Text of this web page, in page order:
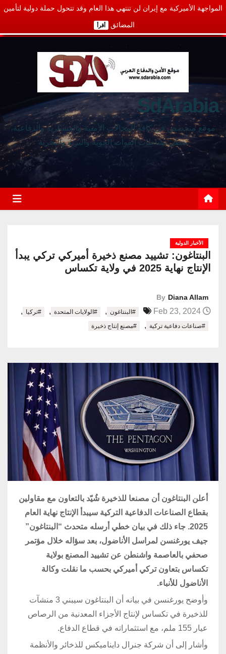
المواجهة الأميركية مع إيران لن تنتهي هذا العام وقد تتحول حملة دولية لتأمين
المضائق أقرأ
SdArabia
موقع متخصص في كافة المجالات الأمنية والعسكرية والدفاعية،
يغطي نشاطات القوات الجوية والبرية والبحرية
الأخبار الدولية
البنتاغون: تشييد مصنع ذخيرة أميركي تركي يبدأ
الإنتاج نهاية 2025 في ولاية تكساس
By Diana Allam
#البنتاغون , #الولايات المتحدة , #تركيا ,
#صناعات دفاعية تركية , #مصنع إنتاج ذخيرة
أعلن البنتاغون أن مصنعا للذخيرة شُيّد بالتعاون مع مقاولين
بقطاع الصناعات الدفاعية التركية سيبدأ الإنتاج نهاية العام
2025. جاء ذلك في بيان خطي أرسله متحدث “البنتاغون”
جيف يورغنسن لمراسل الأناضول، بعد سؤاله خلال مؤتمر
صحفي بالعاصمة واشنطن عن تشييد المصنع بولاية
تكساس بتعاون تركي أميركي بحسب ما نقلت وكالة
الأناضول للأنباء.
وأوضح يورغنسن في بيانه أن البنتاغون سيبني 3 منشآت
للذخيرة في تكساس لإنتاج الأجزاء المعدنية من الرصاص
عيار 155 ملم، مع استثماراته في قطاع الدفاع.
وأشار إلى أن شركة جنرال دايناميكس للذخائر والأنظمة